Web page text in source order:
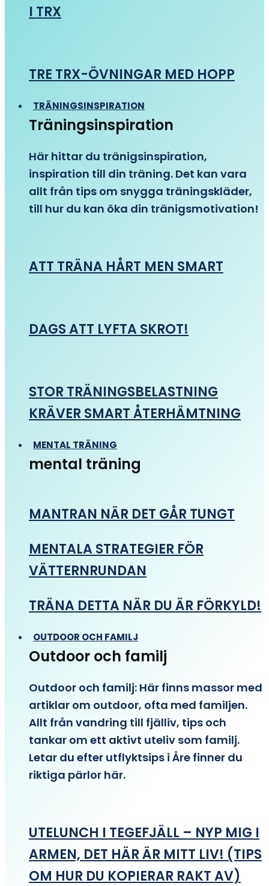
I TRX
TRE TRX-ÖVNINGAR MED HOPP
TRÄNINGSINSPIRATION
Träningsinspiration
Här hittar du tränigsinspiration,
inspiration till din träning. Det kan vara
allt från tips om snygga träningskläder,
till hur du kan öka din tränigsmotivation!
ATT TRÄNA HÅRT MEN SMART
DAGS ATT LYFTA SKROT!
STOR TRÄNINGSBELASTNING
KRÄVER SMART ÅTERHÄMTNING
MENTAL TRÄNING
mental träning
MANTRAN NÄR DET GÅR TUNGT
MENTALA STRATEGIER FÖR
VÄTTERNRUNDAN
TRÄNA DETTA NÄR DU ÄR FÖRKYLD!
OUTDOOR OCH FAMILJ
Outdoor och familj
Outdoor och familj: Här finns massor med
artiklar om outdoor, ofta med familjen.
Allt från vandring till fjälliv, tips och
tankar om ett aktivt uteliv som familj.
Letar du efter utflyktsips i Åre finner du
riktiga pärlor här.
UTELUNCH I TEGEFJÄLL – NYP MIG I
ARMEN, DET HÄR ÄR MITT LIV! (TIPS
OM HUR DU KOPIERAR RAKT AV)